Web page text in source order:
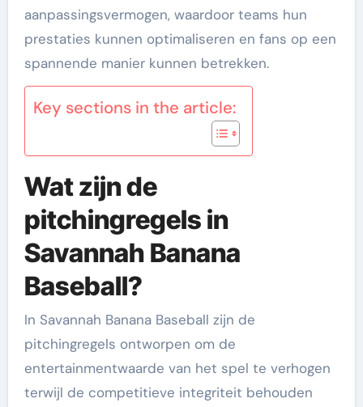
aanpassingsvermogen, waardoor teams hun
prestaties kunnen optimaliseren en fans op een
spannende manier kunnen betrekken.
Key sections in the article:
Wat zijn de
pitchingregels in
Savannah Banana
Baseball?
In Savannah Banana Baseball zijn de
pitchingregels ontworpen om de
entertainmentwaarde van het spel te verhogen
terwijl de competitieve integriteit behouden